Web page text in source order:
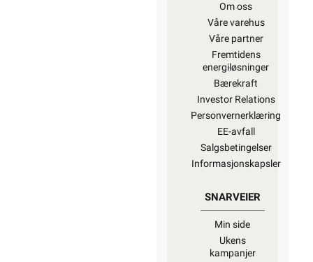
Om oss
Våre varehus
Våre partner
Fremtidens
energiløsninger
Bærekraft
Investor Relations
Personvernerklæring
EE-avfall
Salgsbetingelser
Informasjonskapsler
SNARVEIER
Min side
Ukens
kampanjer